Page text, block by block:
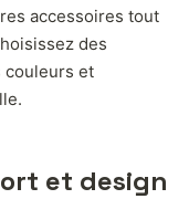
accessoires tout
des
couleurs et
et design